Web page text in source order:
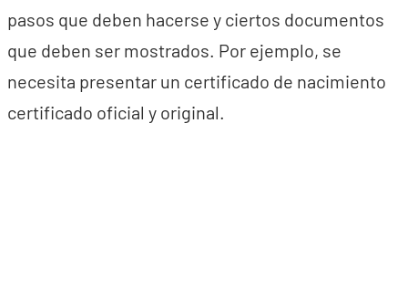
pasos que deben hacerse y ciertos documentos
que deben ser mostrados. Por ejemplo, se
necesita presentar un certificado de nacimiento
certificado oficial y original.